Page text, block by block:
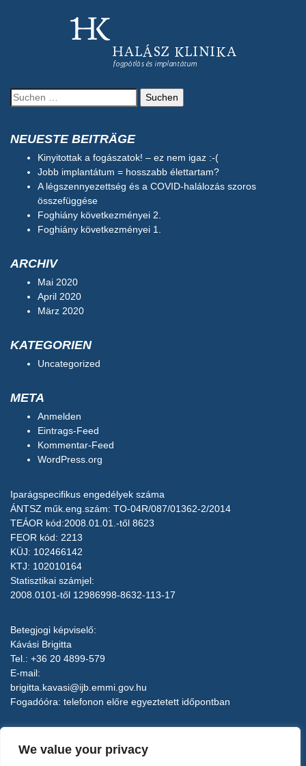
We value your privacy
Suchen
nach:
NEUESTE BEITRÄGE
Kinyitottak a fogászatok! – ez nem igaz :-(
Jobb implantátum = hosszabb élettartam?
A légszennyezettség és a COVID-halálozás szoros
összefüggése
Foghiány következményei 2.
Foghiány következményei 1.
ARCHIV
Mai 2020
April 2020
März 2020
KATEGORIEN
Uncategorized
META
Anmelden
Eintrags-Feed
Kommentar-Feed
WordPress.org
Iparágspecifikus engedélyek száma
ÁNTSZ műk.eng.szám: TO-04R/087/01362-2/2014
TEÁOR kód:2008.01.01.-től 8623
FEOR kód: 2213
KÜJ: 102466142
KTJ: 102010164
Statisztikai számjel:
2008.0101-től 12986998-8632-113-17
Betegjogi képviselő:
Kávási Brigitta
Tel.: +36 20 4899-579
E-mail:
brigitta.kavasi@ijb.emmi.gov.hu
Fogadóóra: telefonon előre egyeztetett időpontban
7100 Szekszárd, Bródy S. u. 23.